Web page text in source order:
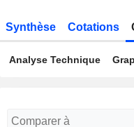
Synthèse Cotations
Analyse Technique